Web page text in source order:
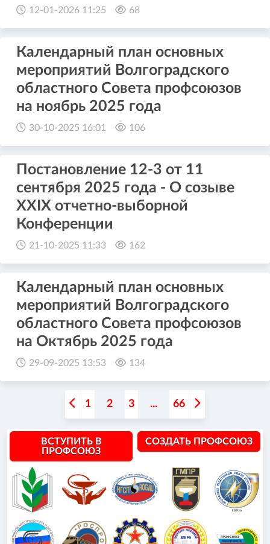
12-01-2026 11:25 68
Календарный план основных
мероприятий Волгоградского
областного Совета профсоюзов
на ноябрь 2025 года
30-10-2025 16:01 106
Постановление 12-3 от 11
сентября 2025 года - О созыве
XXIX отчетно-выборной
Конференции
21-10-2025 11:33 162
Календарный план основных
мероприятий Волгоградского
областного Совета профсоюзов
на Октябрь 2025 года
29-09-2025 13:53 134
1 2 3 ... 66
ВСТУПИТЬ В
ПРОФСОЮЗ
СОЗДАТЬ ПРОФСОЮЗ